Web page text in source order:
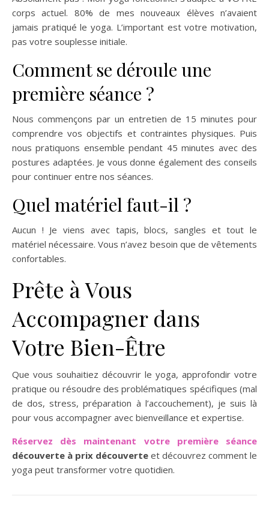
corps actuel. 80% de mes nouveaux élèves n’avaient
jamais pratiqué le yoga. L’important est votre motivation,
pas votre souplesse initiale.
Comment se déroule une
première séance ?
Nous commençons par un entretien de 15 minutes pour
comprendre vos objectifs et contraintes physiques. Puis
nous pratiquons ensemble pendant 45 minutes avec des
postures adaptées. Je vous donne également des conseils
pour continuer entre nos séances.
Quel matériel faut-il ?
Aucun ! Je viens avec tapis, blocs, sangles et tout le
matériel nécessaire. Vous n’avez besoin que de vêtements
confortables.
Prête à Vous
Accompagner dans
Votre Bien-Être
Que vous souhaitiez découvrir le yoga, approfondir votre
pratique ou résoudre des problématiques spécifiques (mal
de dos, stress, préparation à l’accouchement), je suis là
pour vous accompagner avec bienveillance et expertise.
Réservez dès maintenant votre première séance
découverte à prix découverte et découvrez comment le
yoga peut transformer votre quotidien.